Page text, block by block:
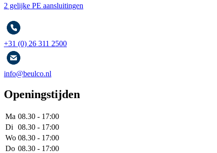
2 gelijke PE aansluitingen
+31 (0) 26 311 2500
info@beulco.nl
Openingstijden
Ma 08.30 - 17:00
Di
08.30 - 17:00
Wo 08.30 - 17:00
Do 08.30 - 17:00